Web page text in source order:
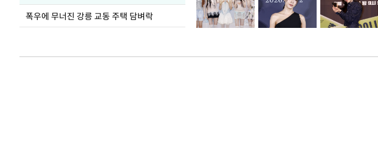
폭우에 무너진 강릉 교동 주택 담벼락